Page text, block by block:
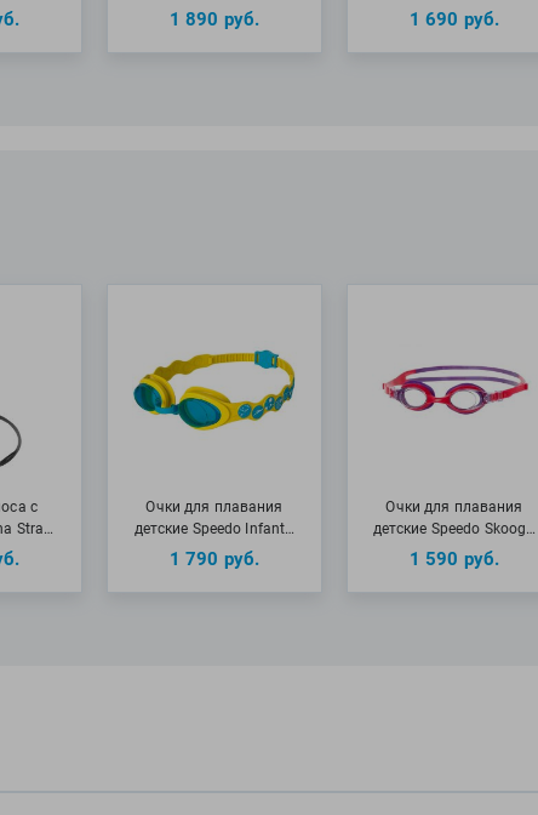
1 890 руб. 1 690 руб.
с
Stra…
Очки для плавания
детские Speedo Infant…
1 790 руб.
Очки для плавания
детские Speedo Skoog…
1 590 руб.